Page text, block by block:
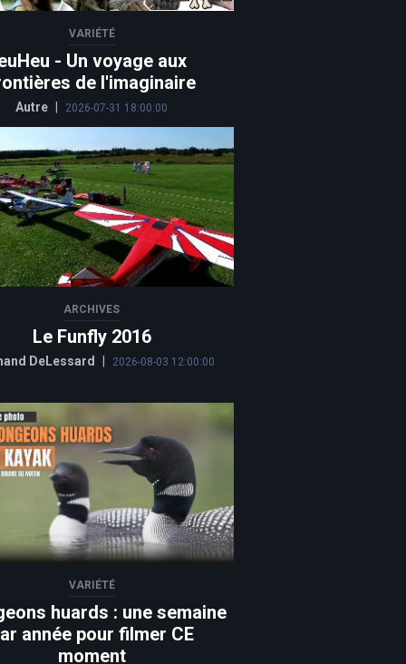
VARIÉTÉ
- Un voyage aux
de l'imaginaire
Autre 2026-07-31 18:00:00
ARCHIVES
Le Funfly 2016
DeLessard 2026-08-03 12:00:00
VARIÉTÉ
huards : une semaine
année pour filmer CE
moment